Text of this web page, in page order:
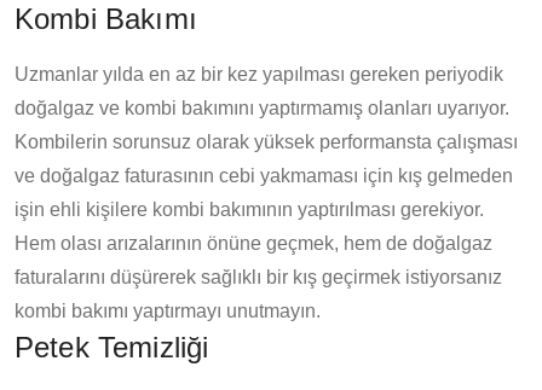
Kombi Bakımı
Uzmanlar yılda en az bir kez yapılması gereken periyodik
doğalgaz ve kombi bakımını yaptırmamış olanları uyarıyor.
Kombilerin sorunsuz olarak yüksek performansta çalışması
ve doğalgaz faturasının cebi yakmaması için kış gelmeden
işin ehli kişilere kombi bakımının yaptırılması gerekiyor.
Hem olası arızalarının önüne geçmek, hem de doğalgaz
faturalarını düşürerek sağlıklı bir kış geçirmek istiyorsanız
kombi bakımı yaptırmayı unutmayın.
Petek Temizliği